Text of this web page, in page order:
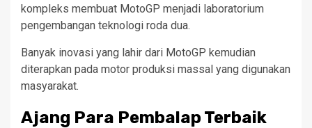
kompleks membuat MotoGP menjadi laboratorium
pengembangan teknologi roda dua.
Banyak inovasi yang lahir dari MotoGP kemudian
diterapkan pada motor produksi massal yang digunakan
masyarakat.
Ajang Para Pembalap Terbaik